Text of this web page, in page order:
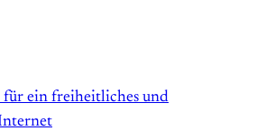
für ein freiheitliches und